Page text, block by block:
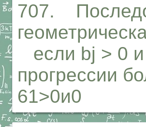
707.
если bj > 0
прогрессии
61>0и0